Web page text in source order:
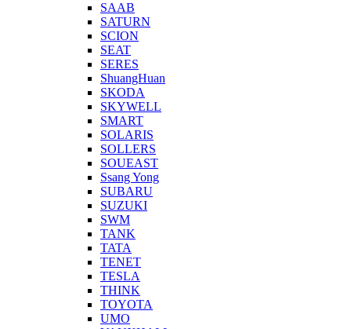
SAAB
SATURN
SCION
SEAT
SERES
ShuangHuan
SKODA
SKYWELL
SMART
SOLARIS
SOLLERS
SOUEAST
Ssang Yong
SUBARU
SUZUKI
SWM
TANK
TATA
TENET
TESLA
THINK
TOYOTA
UMO